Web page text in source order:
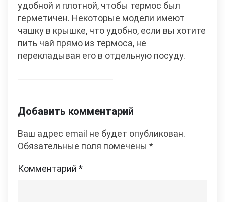
удобной и плотной, чтобы термос был
герметичен. Некоторые модели имеют
чашку в крышке, что удобно, если вы хотите
пить чай прямо из термоса, не
перекладывая его в отдельную посуду.
Добавить комментарий
Ваш адрес email не будет опубликован.
Обязательные поля помечены *
Комментарий *